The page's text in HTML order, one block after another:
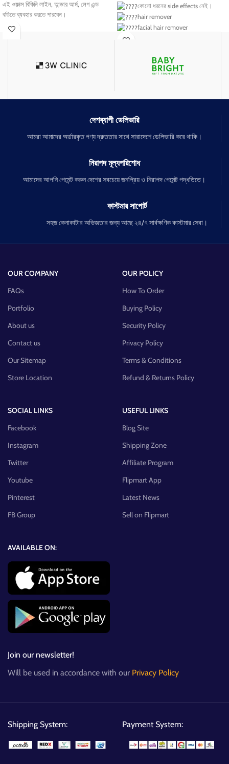
এই ওয়াক্স বিকিনি লাইন, আন্ডার আর্ম, লেগ এন্ড
বডিতে ব্যবহার করতে পারবেন।
৪০ দিন পর্যন্ত কোন লোম দেখা যাবে না।
root কে Damage করে নেচারাল করে তুলবে।
কোনো ধরনের side effects নেই।
hair remover
facial hair remover
painless hair remover
৫ মিনিটে অবাঞ্ছিত লোম পরিষ্কার
দেশব্যাপী ডেলিভারি
আমরা আমাদের অর্ডারকৃত পণ্য দ্রুততার সাথে সারাদেশে ডেলিভারি করে থাকি।
নিরাপদ মূল্যপরিশোধ
আমাদের আপনি পেমেন্ট করুন দেশের সবচেয়ে জনপ্রিয় ও নিরাপদ পেমেন্ট পদ্ধতিতে।
কাস্টমার সাপোর্ট
সহজ কেনাকাটার অভিজ্ঞতার জন্য আছে ২৪/৭ সার্বক্ষণিক কাস্টমার সেবা।
OUR COMPANY
FAQs
Portfolio
About us
Contact us
Our Sitemap
Store Location
OUR POLICY
How To Order
Buying Policy
Security Policy
Privacy Policy
Terms & Conditions
Refund & Returns Policy
SOCIAL LINKS
Facebook
Instagram
Twitter
Youtube
Pinterest
FB Group
USEFUL LINKS
Blog Site
Shipping Zone
Affiliate Program
Flipmart App
Latest News
Sell on Flipmart
AVAILABLE ON:
Join our newsletter!
Will be used in accordance with our Privacy Policy
Shipping System: Payment System: